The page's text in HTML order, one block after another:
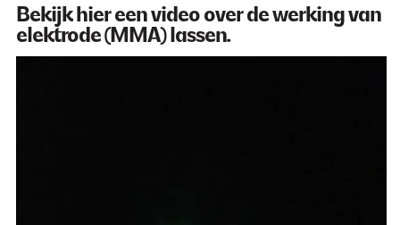
Bekijk hier een video over de werking van
elektrode (MMA) lassen.